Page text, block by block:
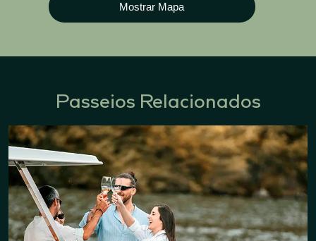
Mostrar Mapa
Passeios Relacionados